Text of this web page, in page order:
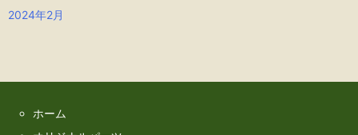
2024年2月
ホーム